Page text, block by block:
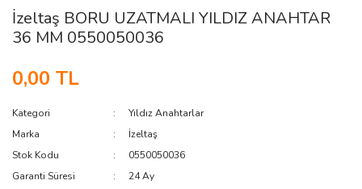
İzeltaş BORU UZATMALI YILDIZ ANAHTAR
36 MM 0550050036
0,00 TL
Kategori
Yıldız Anahtarlar
Marka
İzeltaş
Stok Kodu
0550050036
Garanti Süresi
24 Ay